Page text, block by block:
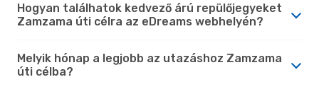
Hogyan találhatok kedvező árú repülőjegyeket
Zamzama úti célra az eDreams webhelyén?
Melyik hónap a legjobb az utazáshoz Zamzama
úti célba?